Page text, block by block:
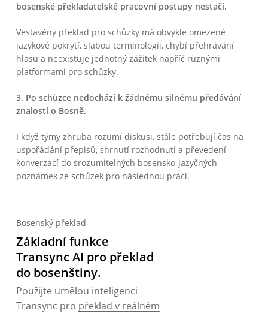
bosenské překladatelské pracovní postupy nestačí.
Vestavěný překlad pro schůzky má obvykle omezené
jazykové pokrytí, slabou terminologii, chybí přehrávání
hlasu a neexistuje jednotný zážitek napříč různými
platformami pro schůzky.
3. Po schůzce nedochází k žádnému silnému předávání
znalostí o Bosně.
I když týmy zhruba rozumí diskusi, stále potřebují čas na
uspořádání přepisů, shrnutí rozhodnutí a převedení
konverzací do srozumitelných bosensko-jazyčných
poznámek ze schůzek pro následnou práci.
Bosenský překlad
Základní funkce
Transync AI pro překlad
do bosenštiny.
Použijte umělou inteligenci
Transync pro překlad v reálném